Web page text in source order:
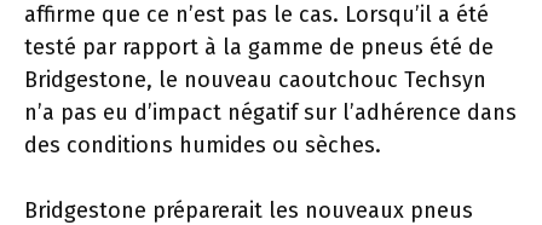
affirme que ce n’est pas le cas. Lorsqu’il a été
testé par rapport à la gamme de pneus été de
Bridgestone, le nouveau caoutchouc Techsyn
n’a pas eu d’impact négatif sur l’adhérence dans
des conditions humides ou sèches.
Bridgestone préparerait les nouveaux pneus